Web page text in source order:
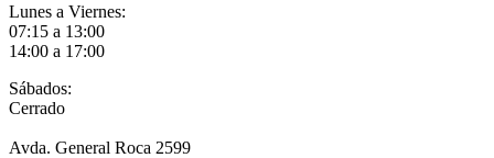
Lunes a Viernes:
07:15 a 13:00
14:00 a 17:00
Sábados:
Cerrado
Avda. General Roca 2599